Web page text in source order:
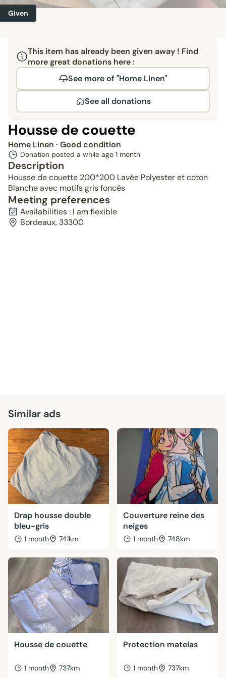
Given
This item has already been given away ! Find
more great donations here :
See more of "Home Linen"
See all donations
Housse de couette
Home Linen · Good condition
Donation posted a while ago 1 month
Description
Housse de couette 200*200 Lavée Polyester et coton
Blanche avec motifs gris foncés
Meeting preferences
Availabilities : I am flexible
Bordeaux, 33300
Similar ads
Drap housse double
bleu-gris
1 month 741km
Couverture reine des
neiges
1 month 748km
Housse de couette
1 month 737km
Protection matelas
1 month 737km